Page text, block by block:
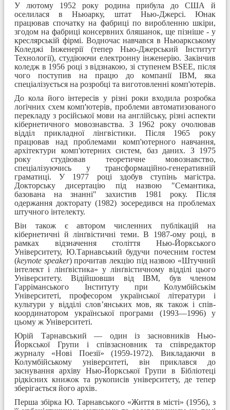
У лютому 1952 року родина прибула до США й
оселилася в Ньюарку, штат Нью-Джерсі. Юнак
працював спочатку на фабриці по виробленню шкіри,
згодом на фабриці консервних бляшанок, ще пізніше - у
креслярській фірмі. Водночас навчався в Ньюаркському
Коледжі Інженерії (тепер Нью-Джерський Інститут
Технології), студіюючи електронну інженерію. Закінчив
коледж в 1956 році з відзнакою, зі ступенем BSEE, після
чого поступив на працю до компанії IBM, яка
спеціалізується на розробці та виготовленні комп'ютерів.
До кола його інтересів у різні роки входила розробка
лоґічних схем комп'ютерів, проблеми автоматизованого
перекладу з російської мови на англійську, різні аспекти
кібернетичного мовознавства. З 1962 року очолював
відділ прикладної лінгвістики. Після 1965 року
працював над проблемами комп'ютерного навчання,
архітектури комп'ютерних систем, баз даних. З 1975
року студіював теоретичне мовознавство,
спеціалізуючись у трансформаційно-генеративній
граматиці. У 1977 році здобув ступінь магістра.
Докторську дисертацію під назвою "Семантика,
базована на знанні" захистив 1981 року. Після
одержання докторату (1982) зосередився на проблемах
штучного інтелекту.
Він також є автором численних публікацій на
кібернетичні й лінґвістичні теми. В 1987-ому році, в
рамках відзначення століття Нью-Йоркського
Університету, Ю.Тарнавський будучи почесним гостем
(keynote speaker) прочитав лекцію під назвою «Штучний
інтелект і лінґвістика» у лінґвістичному відділі цього
Університету. Відійшовши від IBM, був членом
Гарріманського Інституту при Колумбійськім
Університеті, професором української літератури і
культури у відділі слов’янських мов, як також і спів-
координатором української програми (1993—1996) у
цьому ж Університеті.
Юрій Тарнавський — один із засновників Нью-
Йоркської Групи і співзасновник та співредактор
журналу «Нові Поезії» (1959-1972). Викладаючи в
Колумбійському університеті, він приклався до
заснування архіву Нью-Йоркської Групи в Бібліотеці
рідкісних книжок та рукописів університету, де тепер
зберігається його архів.
Перша збірка Ю. Тарнавського «Життя в місті» (1956), з